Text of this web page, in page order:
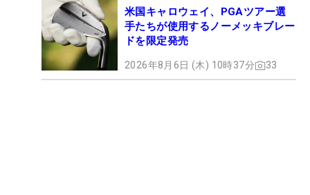
米国キャロウェイ、PGAツアー選
手たちが使用するノーメッキブレー
ドを限定発売
2026年8月6日 (木) 10時37分 33